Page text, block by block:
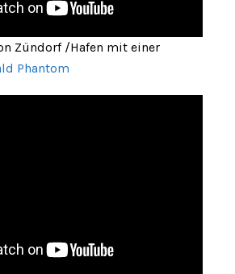
Zündorf /Hafen mit einer
Phantom